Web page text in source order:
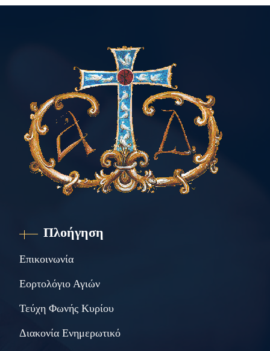
Πλοήγηση
Επικοινωνία
Εορτολόγιο Αγιών
Τεύχη Φωνής Κυρίου
Διακονία Ενημερωτικό